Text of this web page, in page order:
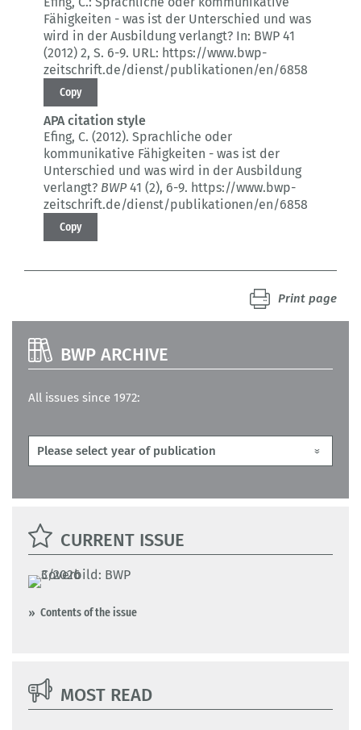
Fähigkeiten - was ist der Unterschied und was
wird in der Ausbildung verlangt? In: BWP 41
(2012) 2, S. 6-9. URL: https://www.bwp-
zeitschrift.de/dienst/publikationen/en/6858
Copy
APA citation style
Efing, C. (2012). Sprachliche oder
kommunikative Fähigkeiten - was ist der
Unterschied und was wird in der Ausbildung
verlangt? BWP41 (2), 6-9. https://www.bwp-
zeitschrift.de/dienst/publikationen/en/6858
Copy
Print page
BWP ARCHIVE
All issues since 1972:
CURRENT ISSUE
Contents of the issue
MOST READ